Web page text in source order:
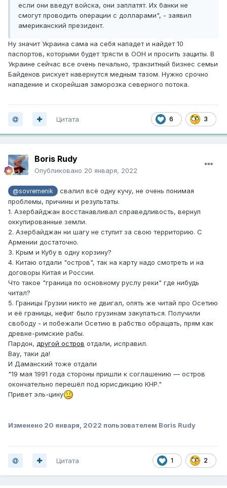
если они введут войска, они заплатят. Их банки не
смогут проводить операции с долларами", - заявил
американский президент.
Ну значит Украина сама на себя нападет и найдет 10
паспортов, которыми будет трясти в ООН и просить защиты. В
Украине сейчас все очень печально, транзитный бизнес семьи
Байденов рискует навернутся медным тазом. Нужно срочно
нападение и скорейшая заморозка северного потока.
6 3
Цитата
Boris Rudy
Опубликовано 20 января, 2022
@sovremenik
свалил всё одну кучу, не очень понимая
проблемы, причины и результаты.
1. Азербайджан восстанавливал справедливость, вернул
оккупированные земли.
2. Азербайджан ни шагу не ступит за свою территорию. С
Армении достаточно.
3. Крым и Кубу в одну корзину?
4. Китаю отдали "остров", так на карту надо смотреть и на
договоры Китая и России.
Что такое "граница по основному руслу реки" где нибудь
читал?
5. Границы Грузии никто не двигал, опять же читай про Осетию
и её границы, нефиг было грузинам закупаться. Получили
свободу - и побежали Осетию в рабство обращать, прям как
древне-римские рабы.
Пардон, другой остров отдали, исправил.
Вау, таки да!
И Даманский тоже отдали
"19 мая 1991 года стороны пришли к соглашению — остров
окончательно перешёл под юрисдикцию КНР."
Привет эль-цину
Изменено 20 января, 2022 пользователем Boris Rudy
1 2
Цитата